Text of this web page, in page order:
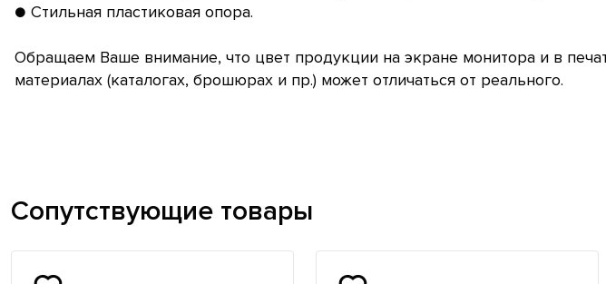
● Стильная пластиковая опора.
Обращаем Ваше внимание, что цвет продукции на экране монитора и в
материалах (каталогах, брошюрах и пр.) может отличаться от реального.
Сопутствующие товары